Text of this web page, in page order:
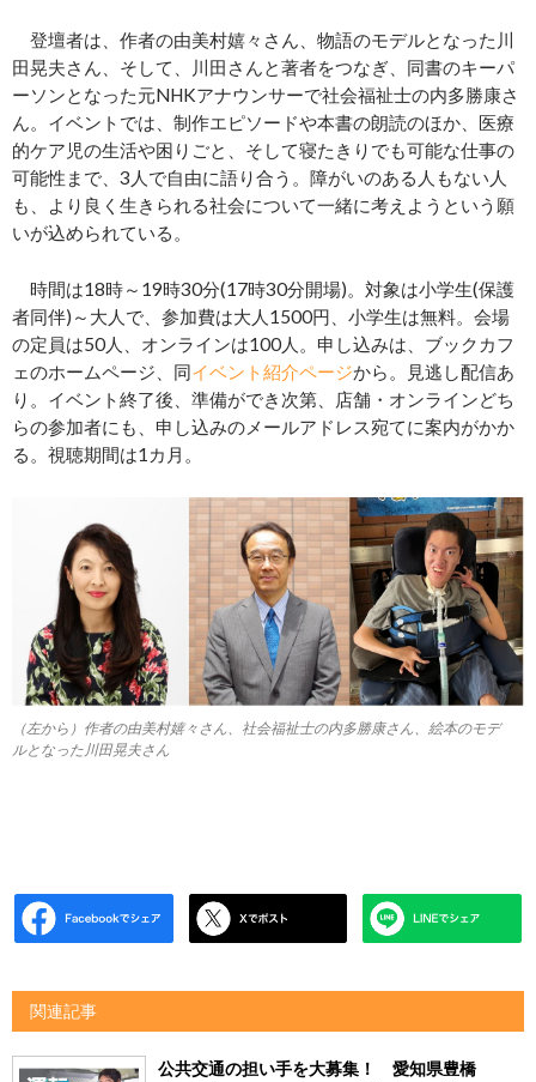
登壇者は、作者の由美村嬉々さん、物語のモデルとなった川
田晃夫さん、そして、川田さんと著者をつなぎ、同書のキーパ
ーソンとなった元NHKアナウンサーで社会福祉士の内多勝康さ
ん。イベントでは、制作エピソードや本書の朗読のほか、医療
的ケア児の生活や困りごと、そして寝たきりでも可能な仕事の
可能性まで、3人で自由に語り合う。障がいのある人もない人
も、より良く生きられる社会について一緒に考えようという願
いが込められている。
時間は18時～19時30分(17時30分開場)。対象は小学生(保護
者同伴)～大人で、参加費は大人1500円、小学生は無料。会場
の定員は50人、オンラインは100人。申し込みは、ブックカフ
ェのホームページ、同イベント紹介ページから。見逃し配信あ
り。イベント終了後、準備ができ次第、店舗・オンラインどち
らの参加者にも、申し込みのメールアドレス宛てに案内がかか
る。視聴期間は1カ月。
（左から）作者の由美村嬉々さん、社会福祉士の内多勝康さん、絵本のモデ
ルとなった川田晃夫さん
関連記事
公共交通の担い手を大募集！ 愛知県豊橋